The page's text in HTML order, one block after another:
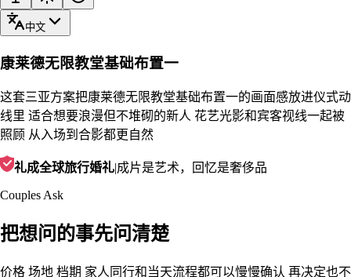
中文
康莱德无限教堂基础布置一
这套三亚方案把康莱德无限教堂基础布置一的画面感放进仪式动
线里 适合想要浪漫但不堆砌的新人 花艺光影和宾客视线一起被
照顾 从入场到合影都更自然
礼成全球旅行婚礼|成片是艺术，回忆是奢侈品
Couples Ask
把想问的事先问清楚
价格 场地 档期 家人同行和当天流程都可以慢慢确认 再决定也不